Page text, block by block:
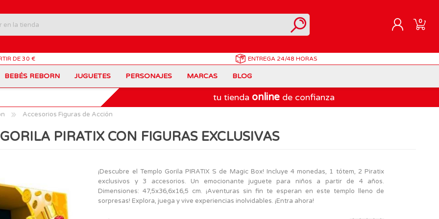
REGISTRARME
0
DE 30 € ENTREGA 24/48 HORAS
BEBÉS REBORN JUGUETES
Carros Portamochilas
Muñecas Muñecas Famosa
Patines Patinetes Playmobil
PERSONAJES
Bob Esponja
Princesas Disney Sonic Spiderman
SuperZings The Beasties The Bellies
MARCAS
Barbie
Scalextric VTech
MARCAS
BLOG
tu tienda online de confianza
Accesorios Figuras de Acción
PIRATIX CON FIGURAS EXCLUSIVAS
¡Descubre el Templo Gorila PIRATIX S de Magic Box! Incluye 4 monedas, 1 tótem, 2 Piratix
exclusivos y 3 accesorios. Un emocionante juguete para niños a partir de 4 años.
Dimensiones: 47,5x36,6x16,5 cm. ¡Aventuras sin fin te esperan en este templo lleno de
sorpresas! Explora, juega y vive experiencias inolvidables. ¡Entra ahora!